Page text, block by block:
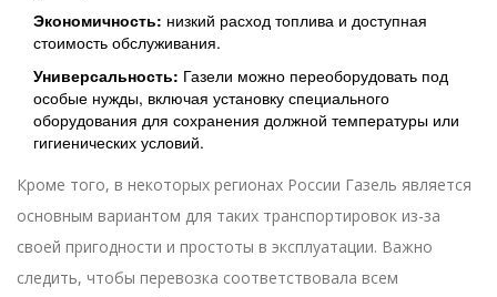
Экономичность: низкий расход топлива и доступная
стоимость обслуживания.
Универсальность: Газели можно переоборудовать под
особые нужды, включая установку специального
оборудования для сохранения должной температуры или
гигиенических условий.
Кроме того, в некоторых регионах России Газель является
основным вариантом для таких транспортировок из-за
своей пригодности и простоты в эксплуатации. Важно
следить, чтобы перевозка соответствовала всем